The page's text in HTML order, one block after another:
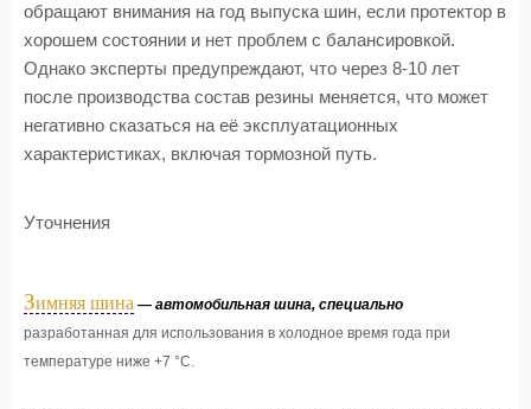
обращают внимания на год выпуска шин, если протектор в
хорошем состоянии и нет проблем с балансировкой.
Однако эксперты предупреждают, что через 8-10 лет
после производства состав резины меняется, что может
негативно сказаться на её эксплуатационных
характеристиках, включая тормозной путь.
Уточнения
Зимняя шина — автомобильная шина, специально
разработанная для использования в холодное время года при
температуре ниже +7 °С.